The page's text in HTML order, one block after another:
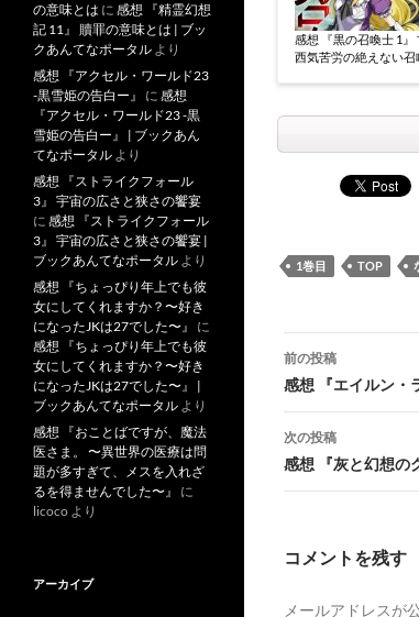
感想 『黒の召喚士 1』
西気苦労の絶えない召
1巻目 TOP
投
稿
ナ
ビ
ゲ
前の投稿
感想 『エイルン・
次の投稿
感想 『灰と幻想の
コメントを残す
メールアドレスが
の意味とは に 感想 『精霊幻想
記 11』 贖罪の意味とは | ブッ
クあんてなポータル より
感想 『アクセル・ワールド23
-黒雪姫の告白ー』
に 感想
『アクセル・ワールド23 -黒
雪姫の告白ー』 | ブックあん
てなポータル より
感想 『ストライクフォール
3』 宇宙の広さと狭さの饗宴
に 感想 『ストライクフォール
3』 宇宙の広さと狭さの饗宴 |
ブックあんてなポータル より
感想 『ちょっぴり年上でも彼
女にしてくれますか？〜好き
になったJKは27でした〜』
に
感想 『ちょっぴり年上でも彼
女にしてくれますか？〜好き
になったJKは27でした〜』 |
ブックあんてなポータル より
感想 『おことばですが、魔法
医さま。 〜異世界の医療は問
題が多すぎて、メスを入れざ
るを得ませんでした〜』
に
licoco より
アーカイブ